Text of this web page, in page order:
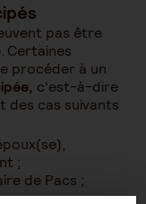
pas être
Certaines
procéder à un
c'est-à-dire
des cas suivants
;
de Pacs ;
;